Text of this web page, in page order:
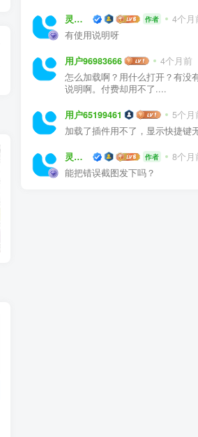
灵感屋 作者 4个月
有使用说明呀
用户96983666 4个月前
怎么加载啊？用什么打开？有没
说明啊。付费却用不了....
用户65199461 5个月
加载了插件用不了，显示快捷键无
灵感屋 作者 8个月
能把错误截图发下吗？